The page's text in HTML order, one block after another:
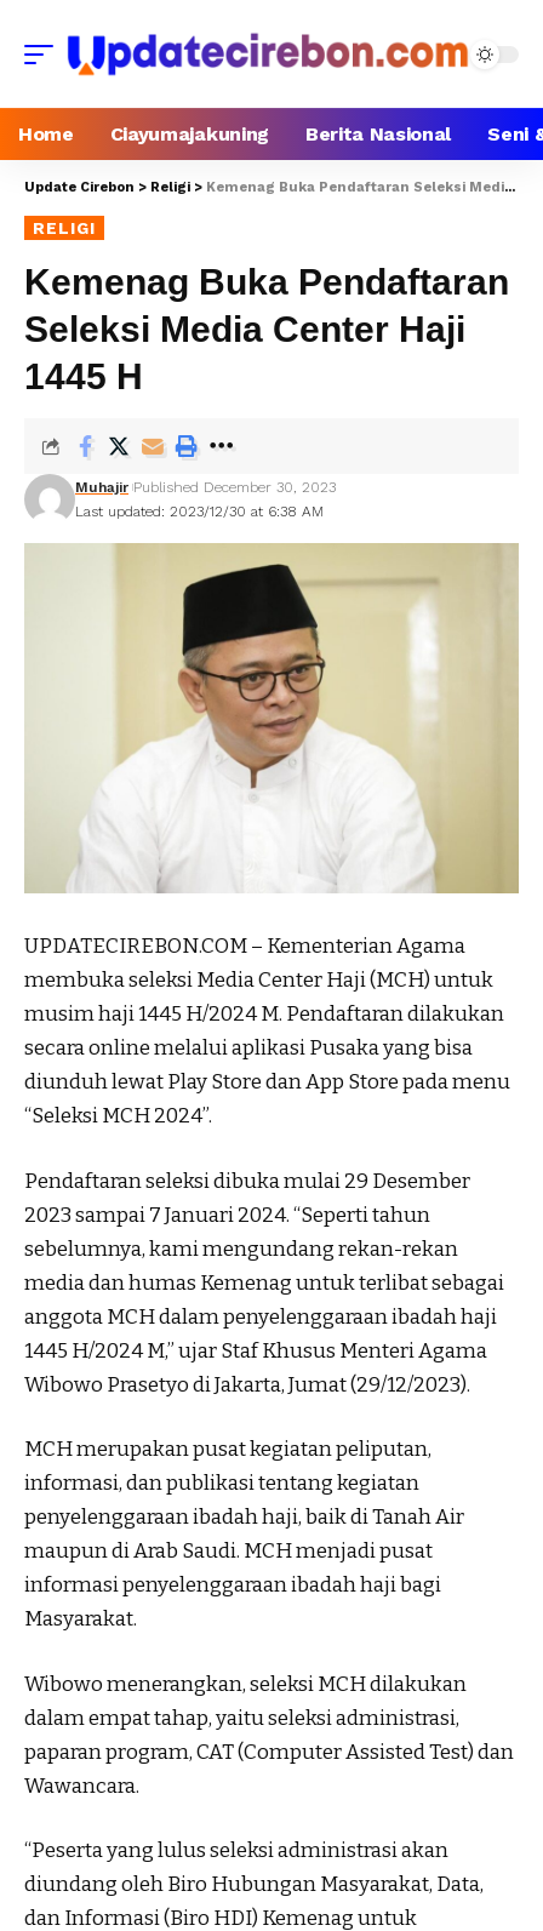
Home Ciayumajakuning Berita Nasional Seni
Update Cirebon > Religi > Kemenag Buka Pendaftaran Seleksi Media Center Haji 1445 H
RELIGI
Kemenag Buka Pendaftaran
Seleksi Media Center Haji
1445 H
Last updated: 2023/12/30 at 6:38 AM
Muhajir Published December 30, 2023
UPDATECIREBON.COM – Kementerian Agama
membuka seleksi Media Center Haji (MCH) untuk
musim haji 1445 H/2024 M. Pendaftaran dilakukan
secara online melalui aplikasi Pusaka yang bisa
diunduh lewat Play Store dan App Store pada menu
“Seleksi MCH 2024”.
Pendaftaran seleksi dibuka mulai 29 Desember
2023 sampai 7 Januari 2024. “Seperti tahun
sebelumnya, kami mengundang rekan-rekan
media dan humas Kemenag untuk terlibat sebagai
anggota MCH dalam penyelenggaraan ibadah haji
1445 H/2024 M,” ujar Staf Khusus Menteri Agama
Wibowo Prasetyo di Jakarta, Jumat (29/12/2023).
MCH merupakan pusat kegiatan peliputan,
informasi, dan publikasi tentang kegiatan
penyelenggaraan ibadah haji, baik di Tanah Air
maupun di Arab Saudi. MCH menjadi pusat
informasi penyelenggaraan ibadah haji bagi
Masyarakat.
Wibowo menerangkan, seleksi MCH dilakukan
dalam empat tahap, yaitu seleksi administrasi,
paparan program, CAT (Computer Assisted Test) dan
Wawancara.
“Peserta yang lulus seleksi administrasi akan
diundang oleh Biro Hubungan Masyarakat, Data,
dan Informasi (Biro HDI) Kemenag untuk